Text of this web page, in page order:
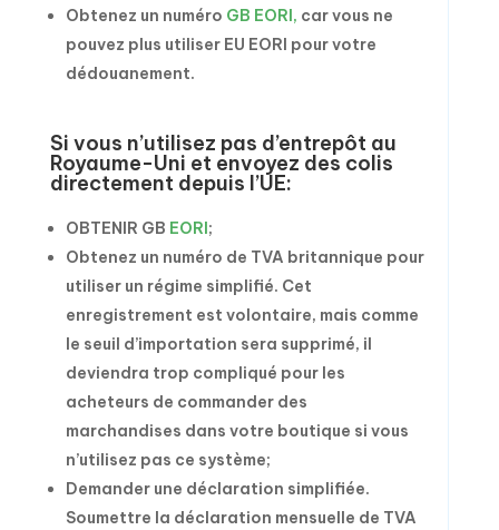
Obtenez un numéro GB EORI, car vous ne
pouvez plus utiliser EU EORI pour votre
dédouanement.
Si vous n’utilisez pas d’entrepôt au
Royaume-Uni et envoyez des colis
directement depuis l’UE:
OBTENIR GB EORI;
Obtenez un numéro de TVA britannique pour
utiliser un régime simplifié. Cet
enregistrement est volontaire, mais comme
le seuil d’importation sera supprimé, il
deviendra trop compliqué pour les
acheteurs de commander des
marchandises dans votre boutique si vous
n’utilisez pas ce système;
Demander une déclaration simplifiée.
Soumettre la déclaration mensuelle de TVA